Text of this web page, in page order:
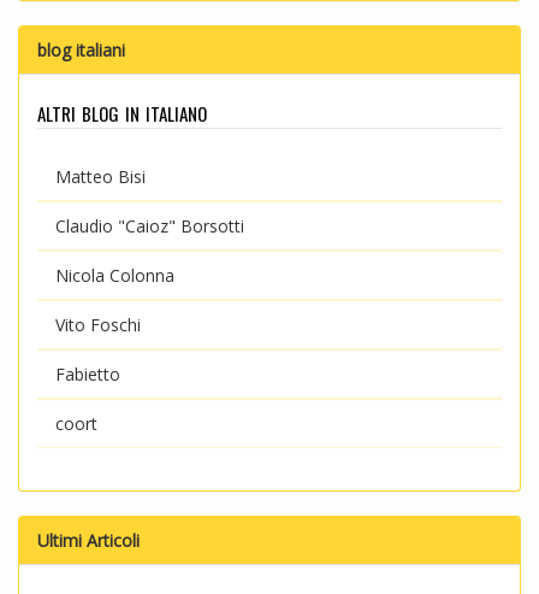
blog italiani
altri blog in italiano
Matteo Bisi
Claudio "Caioz" Borsotti
Nicola Colonna
Vito Foschi
Fabietto
coort
Ultimi Articoli